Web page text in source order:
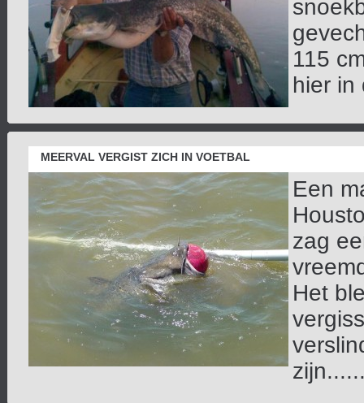
115
hier in
MEERVAL VERGIST ZICH IN VOETBAL
Een
zag
Het